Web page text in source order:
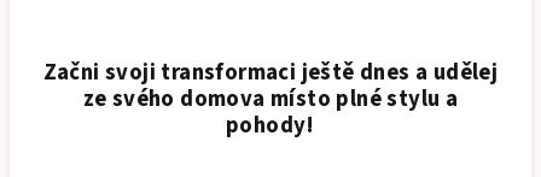
Začni svoji transformaci ještě dnes a udělej
ze svého domova místo plné stylu a
pohody!